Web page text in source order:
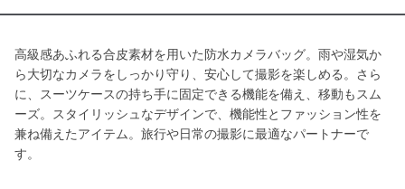
高級感あふれる合皮素材を用いた防水カメラバッグ。雨や湿気か
ら大切なカメラをしっかり守り、安心して撮影を楽しめる。さら
に、スーツケースの持ち手に固定できる機能を備え、移動もスム
ーズ。スタイリッシュなデザインで、機能性とファッション性を
兼ね備えたアイテム。旅行や日常の撮影に最適なパートナーで
す。